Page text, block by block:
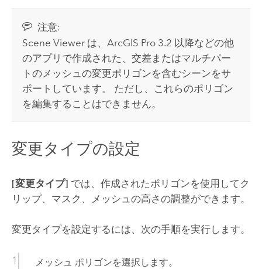
注意:
Scene Viewer は、ArcGIS Pro 3.2 以降などの他
のアプリで作成された、交差またはマルチパー
トのメッシュの変更ポリゴンを含むシーンをサ
ポートしています。 ただし、これらのポリゴン
を編集することはできません。
変更タイプの設定
[変更タイプ] では、作成されたポリゴンを使用してク
リップ、マスク、メッシュの高さの調整ができます。
変更タイプを設定するには、次の手順を実行します。
メッシュ ポリゴンを選択します。